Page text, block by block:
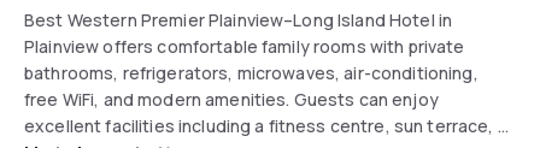
Best Western Premier Plainview–Long Island Hotel in
Plainview offers comfortable family rooms with private
bathrooms, refrigerators, microwaves, air-conditioning,
free WiFi, and modern amenities. Guests can enjoy
excellent facilities including a fitness centre, sun terrace, a